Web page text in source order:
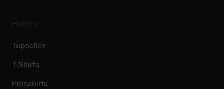
Topseller
T-Shirts
Poloshirts